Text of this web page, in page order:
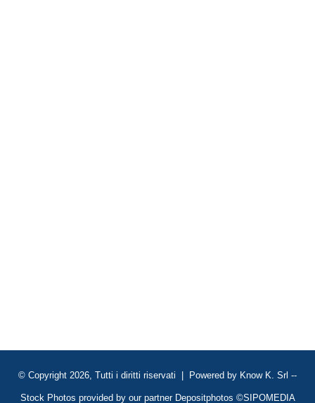
© Copyright 2026, Tutti i diritti riservati | Powered by Know K. Srl --
Stock Photos provided by our partner Depositphotos ©SIPOMEDIA